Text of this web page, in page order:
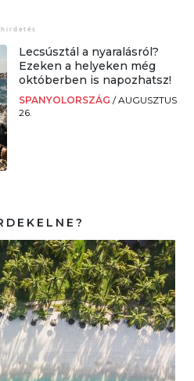
Lecsúsztál a nyaralásról?
Ezeken a helyeken még
októberben is napozhatsz!
SPANYOLORSZÁG /AUGUSZTUS
26.